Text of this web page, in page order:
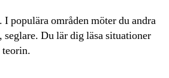
populära områden möter du andra
seglare. Du lär dig läsa situationer